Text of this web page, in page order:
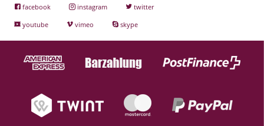
facebook instagram
twitter
youtube
vimeo skype